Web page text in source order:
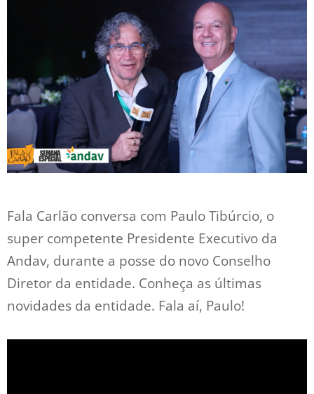
Fala Carlão conversa com Paulo Tibúrcio, o
super competente Presidente Executivo da
Andav, durante a posse do novo Conselho
Diretor da entidade. Conheça as últimas
novidades da entidade. Fala aí, Paulo!